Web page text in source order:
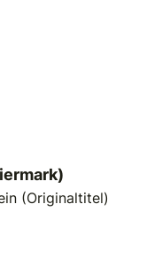
(Originaltitel)